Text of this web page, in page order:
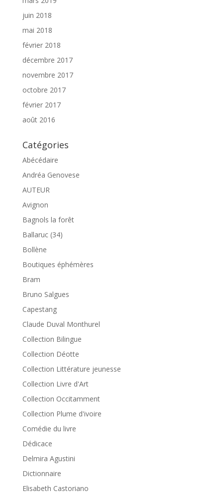
juin 2018
mai 2018
février 2018
décembre 2017
novembre 2017
octobre 2017
février 2017
août 2016
Catégories
Abécédaire
Andréa Genovese
AUTEUR
Avignon
Bagnols la forêt
Ballaruc (34)
Bollène
Boutiques éphémères
Bram
Bruno Salgues
Capestang
Claude Duval Monthurel
Collection Bilingue
Collection Déotte
Collection Littérature jeunesse
Collection Livre d'Art
Collection Occitamment
Collection Plume d'ivoire
Comédie du livre
Dédicace
Delmira Agustini
Dictionnaire
Elisabeth Castoriano